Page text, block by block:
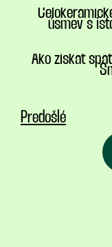
úsmev s
Ako získať
Predošlé